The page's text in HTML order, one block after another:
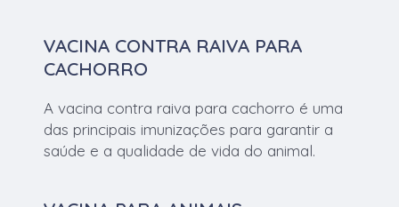
VACINA CONTRA RAIVA PARA
CACHORRO
A vacina contra raiva para cachorro é uma
das principais imunizações para garantir a
saúde e a qualidade de vida do animal.